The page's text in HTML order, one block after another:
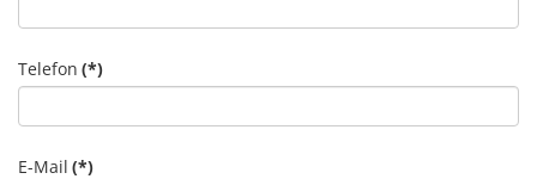
Telefon (*)
E-Mail (*)